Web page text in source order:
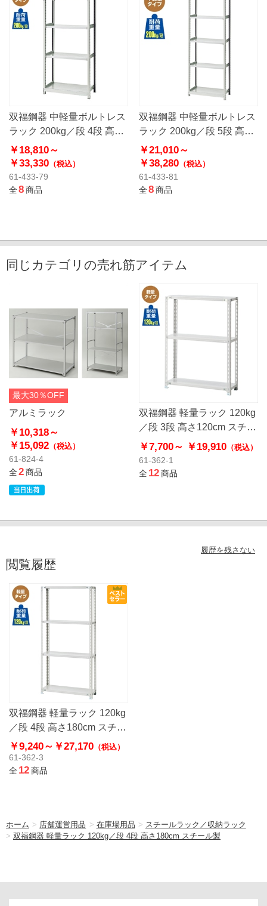
双福鋼器 中軽量ボルトレス
ラック 200kg／段 4段 高さ
180cm
￥18,810～
￥33,330 （税込）
61-433-79
全8商品
双福鋼器 中軽量ボルトレス
ラック 200kg／段 5段 高さ
180cm
￥21,010～
￥38,280（税込）
61-433-81
全8商品
同じカテゴリの売れ筋アイテム
最大30％OFF
アルミラック
￥10,318～
￥15,092 （税込）
61-824-4
全2商品
双福鋼器 軽量ラック 120kg
／段 3段 高さ120cm スチー
ル製
￥7,700～ ￥19,910（税込）
61-362-1
全12商品
履歴を残さない
閲覧履歴
双福鋼器 軽量ラック 120kg
／段 4段 高さ180cm スチー
ル製
￥9,240～ ￥27,170 （税込）
61-362-3
全12商品
ホーム > 店舗運営用品 > 在庫場用品 > スチールラック／収納ラック
> 双福鋼器 軽量ラック 120kg／段 4段 高さ180cm スチール製